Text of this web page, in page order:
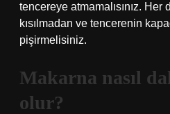
tencereye atmamalısınız. Her
kısılmadan ve tencerenin
pişirmelisiniz.
Makarna nasıl
olur?